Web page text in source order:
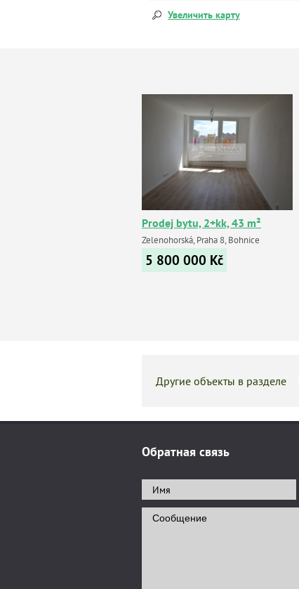
Увеличить карту
Prodej bytu, 2+kk, 43 m²
Zelenohorská, Praha 8, Bohnice
5 800 000 Kč
Другие объекты в разделе
Обратная связь